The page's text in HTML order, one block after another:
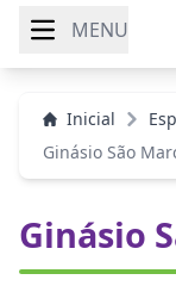
MENU
Inicial
Ginásio São
Ginásio